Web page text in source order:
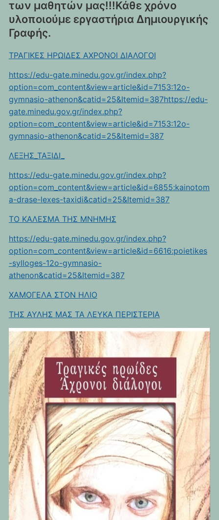
των μαθητών μας!!!Κάθε χρόνο
υλοποιούμε εργαστήρια Δημιουργικής
Γραφής.
ΤΡΑΓΙΚΕΣ ΗΡΩΙΔΕΣ ΑΧΡΟΝΟΙ ΔΙΑΛΟΓΟΙ
https://edu-gate.minedu.gov.gr/index.php?
option=com_content&view=article&id=7153:12o-
gymnasio-athenon&catid=25&Itemid=387https://edu-
gate.minedu.gov.gr/index.php?
option=com_content&view=article&id=7153:12o-
gymnasio-athenon&catid=25&Itemid=387
ΛΕΞΗΣ_ΤΑΞΙΔΙ_
https://edu-gate.minedu.gov.gr/index.php?
option=com_content&view=article&id=6855:kainotom
a-drase-lexes-taxidi&catid=25&Itemid=387
TO KAΛEΣΜΑ ΤΗΣ ΜΝΗΜΗΣ
https://edu-gate.minedu.gov.gr/index.php?
option=com_content&view=article&id=6616:poietikes
-sylloges-12o-gymnasio-
athenon&catid=25&Itemid=387
ΧΑΜΟΓΕΛΑ ΣΤΟΝ ΗΛΙΟ
ΤΗΣ ΑΥΛΗΣ ΜΑΣ ΤΑ ΛΕΥΚΑ ΠΕΡΙΣΤΕΡΙΑ